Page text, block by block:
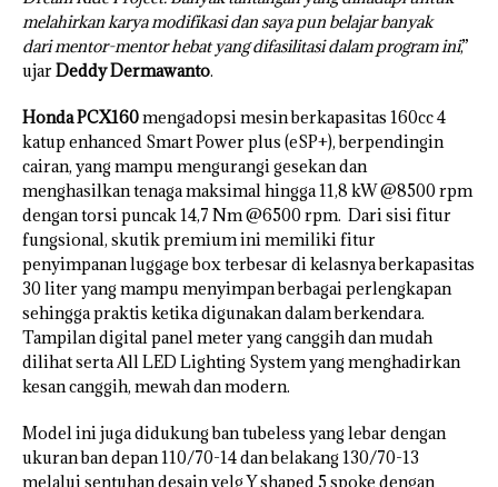
melahirkan karya modifikasi dan saya pun belajar banyak
dari mentor-mentor hebat yang difasilitasi dalam program ini,”
ujarDeddy Dermawanto.
Honda PCX160mengadopsi mesin berkapasitas 160cc 4
katup enhanced Smart Power plus (eSP+), berpendingin
cairan, yang mampu mengurangi gesekan dan
menghasilkan tenaga maksimal hingga 11,8 kW @8500 rpm
dengan torsi puncak 14,7 Nm @6500 rpm. Dari sisi fitur
fungsional, skutik premium ini memiliki fitur
penyimpanan luggage box terbesar di kelasnya berkapasitas
30 liter yang mampu menyimpan berbagai perlengkapan
sehingga praktis ketika digunakan dalam berkendara.
Tampilan digital panel meter yang canggih dan mudah
dilihat serta All LED Lighting System yang menghadirkan
kesan canggih, mewah dan modern.
Model ini juga didukung ban tubeless yang lebar dengan
ukuran ban depan 110/70-14 dan belakang 130/70-13
melalui sentuhan desain velg Y shaped 5 spoke dengan